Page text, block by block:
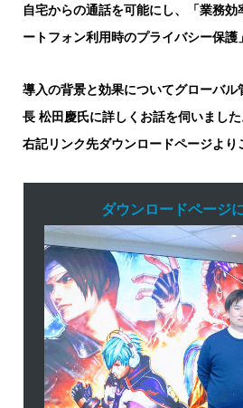
自宅からの通話を可能にし、「業務
ートフォン利用時のプライバシー保護
導入の背景と効果についてグローバ
長 松田慶氏に詳しくお話を伺いました
右記リンク先ダウンロードページより
ダウンロードページ